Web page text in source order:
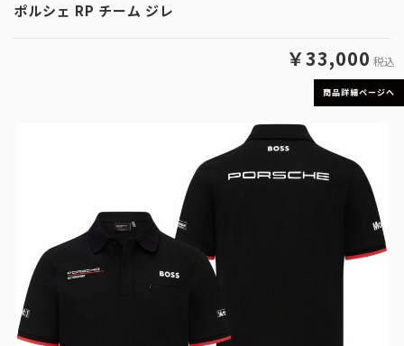
ポルシェ RP チーム ジレ
￥33,000 税込
商品詳細ページへ